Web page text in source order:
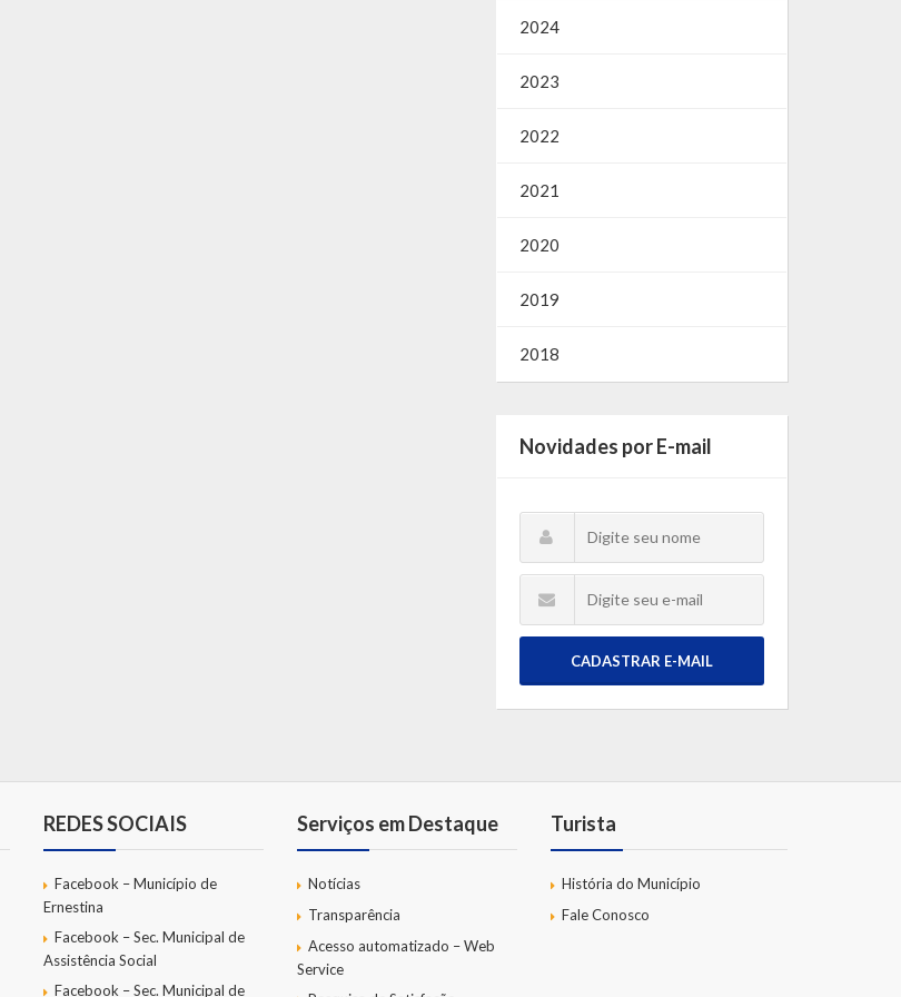
2024
2023
2022
2021
2020
2019
2018
Novidades por E-mail
CADASTRAR E-MAIL
REDES SOCIAIS
Facebook – Município de
Ernestina
Facebook – Sec. Municipal de
Assistência Social
Facebook – Sec. Municipal de
Serviços em Destaque
Notícias
Transparência
Acesso automatizado – Web
Service
Turista
História do Município
Fale Conosco